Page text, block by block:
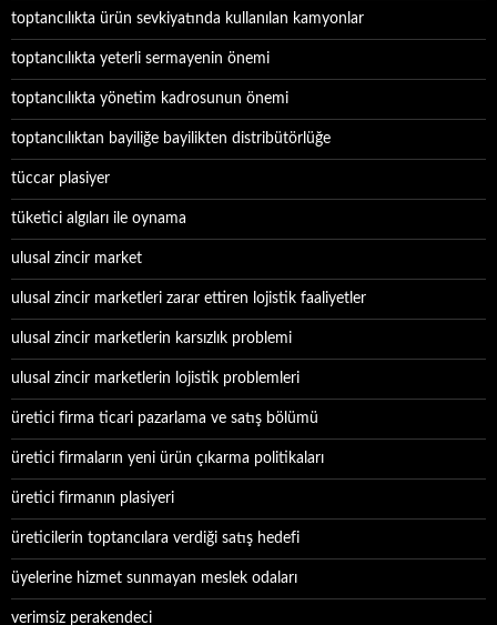
toptancılıkta ürün sevkiyatında kullanılan kamyonlar
toptancılıkta yeterli sermayenin önemi
toptancılıkta yönetim kadrosunun önemi
toptancılıktan bayiliğe bayilikten distribütörlüğe
tüccar plasiyer
tüketici algıları ile oynama
ulusal zincir market
ulusal zincir marketleri zarar ettiren lojistik faaliyetler
ulusal zincir marketlerin karsızlık problemi
ulusal zincir marketlerin lojistik problemleri
üretici firma ticari pazarlama ve satış bölümü
üretici firmaların yeni ürün çıkarma politikaları
üretici firmanın plasiyeri
üreticilerin toptancılara verdiği satış hedefi
üyelerine hizmet sunmayan meslek odaları
verimsiz perakendeci